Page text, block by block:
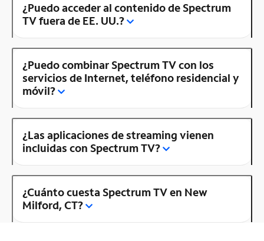
¿Puedo acceder al contenido de Spectrum
TV fuera de EE. UU.?
¿Puedo combinar Spectrum TV con los
servicios de Internet, teléfono residencial y
móvil?
¿Las aplicaciones de streaming vienen
incluidas con Spectrum TV?
¿Cuánto cuesta Spectrum TV en New
Milford, CT?